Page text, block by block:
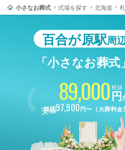
小さなお葬式 式場を探す 北海道
百合が原駅周
「小さなお葬式
89,000 税抜
円
税込97,900円〜（火葬料金